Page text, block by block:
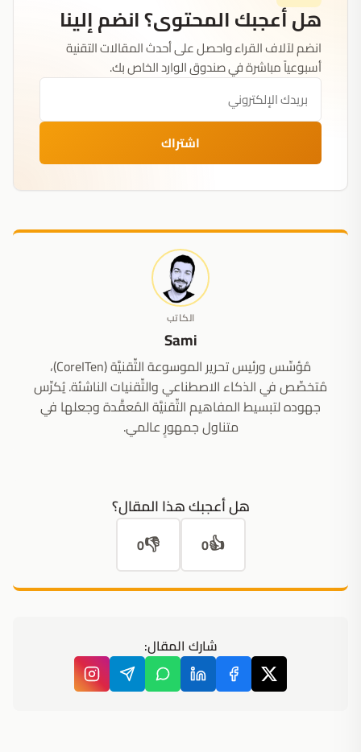
هل أعجبك المحتوى؟ انضم إلينا
انضم لآلاف القراء واحصل على أحدث المقالات التقنية
أسبوعياً مباشرة في صندوق الوارد الخاص بك.
اشتراك
الكاتب
Sami
مُؤسِّس ورئيس تحرير الموسوعة التِّقنيَّة (CoreITen)،
مُتخصِّص في الذكاء الاصطناعي والتِّقنيات الناشئة. يُكرِّس
جهوده لتبسيط المفاهيم التِّقنيَّة المُعقَّدة وجعلها في
متناول جمهورٍ عالمي.
هل أعجبك هذا المقال؟
👍
0
👎
0
شارك المقال: